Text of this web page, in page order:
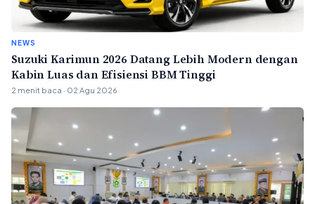
NEWS
Suzuki Karimun 2026 Datang Lebih Modern dengan
Kabin Luas dan Efisiensi BBM Tinggi
2 menit baca · 02 Agu 2026